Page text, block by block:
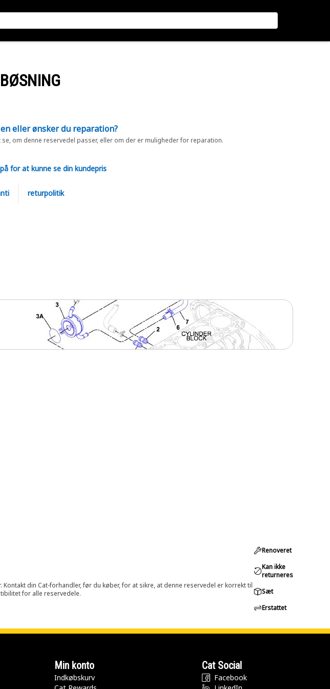
eller ønsker du reparation?
om denne reservedel passer, eller om der er muligheder for reparation.
for at kunne se din kundepris
returpolitik
din Cat-forhandler, før du køber, for at sikre, at denne reservedel er korrekt til
for alle reservedele.
Renoveret
Kan ikke
returneres
Sæt
Erstattet
Min konto
Indkøbskurv
Cat Social
Facebook